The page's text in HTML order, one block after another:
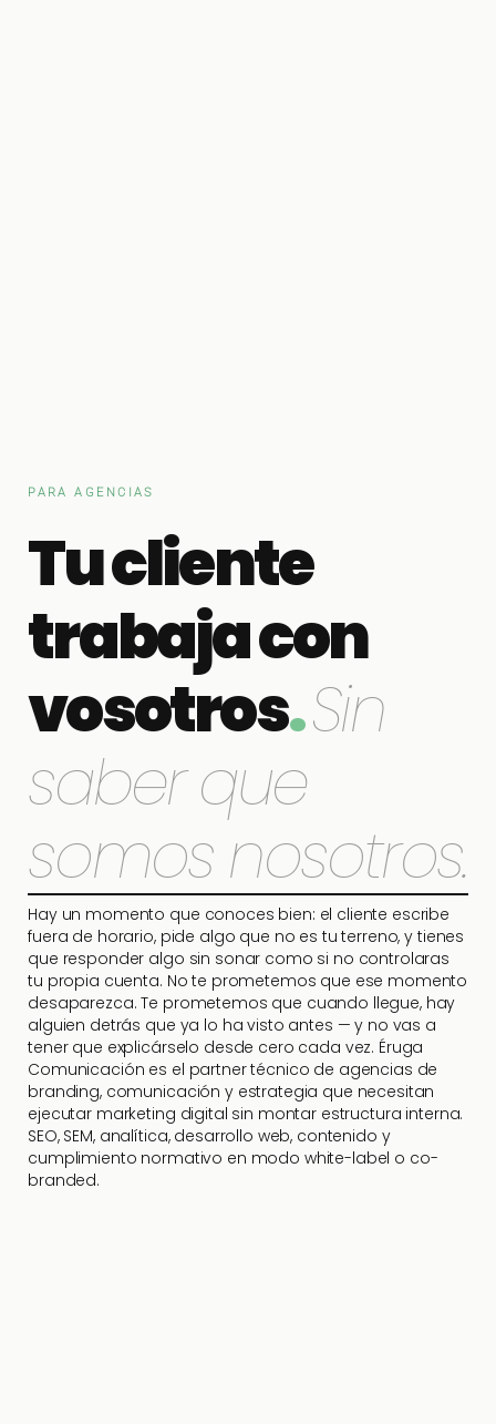
PARA AGENCIAS
Tu cliente
trabaja con
vosotros.Sin
saber que
somos nosotros.
Hay un momento que conoces bien: el cliente escribe
fuera de horario, pide algo que no es tu terreno, y tienes
que responder algo sin sonar como si no controlaras
tu propia cuenta. No te prometemos que ese momento
desaparezca. Te prometemos que cuando llegue, hay
alguien detrás que ya lo ha visto antes — y no vas a
tener que explicárselo desde cero cada vez. Éruga
Comunicación es el partner técnico de agencias de
branding, comunicación y estrategia que necesitan
ejecutar marketing digital sin montar estructura interna.
SEO, SEM, analítica, desarrollo web, contenido y
cumplimiento normativo en modo white-label o co-
branded.